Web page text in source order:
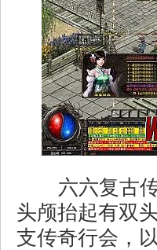
六六复古
头颅抬起有双
支传奇行会，